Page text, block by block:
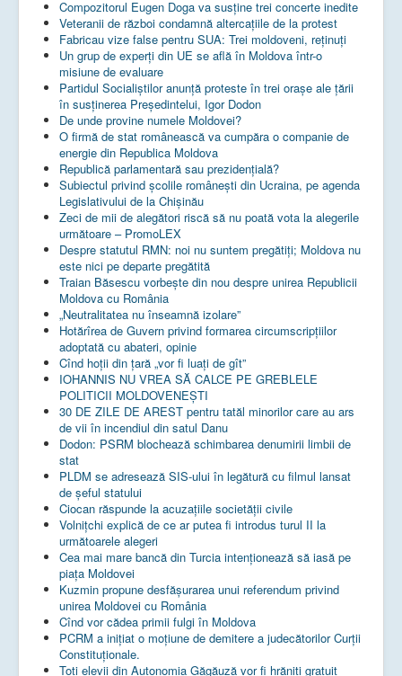
Compozitorul Eugen Doga va susţine trei concerte inedite
Veteranii de război condamnă altercaţiile de la protest
Fabricau vize false pentru SUA: Trei moldoveni, reținuți
Un grup de experţi din UE se află în Moldova într-o
misiune de evaluare
Partidul Socialiștilor anunță proteste în trei orașe ale țării
în susținerea Președintelui, Igor Dodon
De unde provine numele Moldovei?
O firmă de stat românească va cumpăra o companie de
energie din Republica Moldova
Republică parlamentară sau prezidențială?
Subiectul privind şcolile româneşti din Ucraina, pe agenda
Legislativului de la Chişinău
Zeci de mii de alegători riscă să nu poată vota la alegerile
următoare – PromoLEX
Despre statutul RMN: noi nu suntem pregătiți; Moldova nu
este nici pe departe pregătită
Traian Băsescu vorbește din nou despre unirea Republicii
Moldova cu România
„Neutralitatea nu înseamnă izolare”
Hotărîrea de Guvern privind formarea circumscripțiilor
adoptată cu abateri, opinie
Cînd hoții din țară „vor fi luați de gît”
IOHANNIS NU VREA SĂ CALCE PE GREBLELE
POLITICII MOLDOVENEȘTI
30 DE ZILE DE AREST pentru tatăl minorilor care au ars
de vii în incendiul din satul Danu
Dodon: PSRM blochează schimbarea denumirii limbii de
stat
PLDM se adresează SIS-ului în legătură cu filmul lansat
de șeful statului
Ciocan răspunde la acuzațiile societății civile
Volnițchi explică de ce ar putea fi introdus turul II la
următoarele alegeri
Cea mai mare bancă din Turcia intenționează să iasă pe
piața Moldovei
Kuzmin propune desfășurarea unui referendum privind
unirea Moldovei cu România
Cînd vor cădea primii fulgi în Moldova
PCRM a iniţiat o moţiune de demitere a judecătorilor Curţii
Constituţionale.
Toţi elevii din Autonomia Găgăuză vor fi hrăniţi gratuit